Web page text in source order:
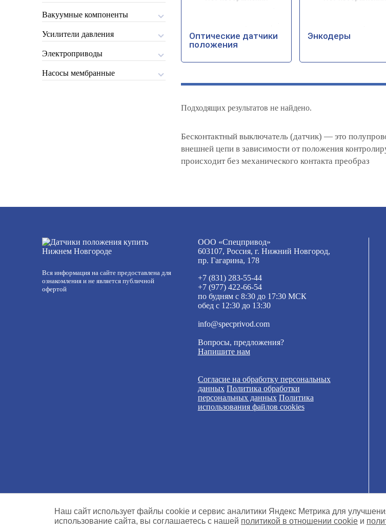
Вакуумные компоненты
Усилители давления
Электроприводы
Насосы мембранные
Оптические датчики
положения
Энкодеры
Подходящих результатов не найдено.
Бесконтактный выключатель (датчик) — это
внешней цепи в зависимости от положения
происходит без механического контакта преобраз
Вся информация на сайте предоставлена для
ознакомления и не является публичной
офертой
ООО «Спецпривод»
603107, Россия, г. Нижний Новгород,
пр. Гагарина, 178
+7 (831) 283-55-44
+7 (977) 422-66-54
по будням с 8:30 до 17:30 МСК
обед с 12:30 до 13:30
info@specprivod.com
Вопросы, предложения?
Напишите нам
Согласие на обработку персональных
данных Политика обработки
персональных данных Политика
использования файлов cookies
Наш сайт использует файлы cookie и сервис аналитики Яндекс Метрика для
использование сайта, вы соглашаетесь с нашей политикой в отношении cookie и